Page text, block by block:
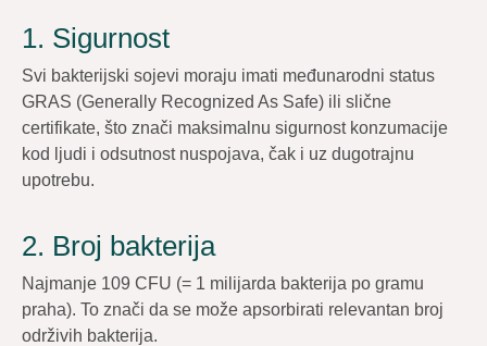
1. Sigurnost
Svi bakterijski sojevi moraju imati međunarodni status
GRAS (Generally Recognized As Safe) ili slične
certifikate, što znači maksimalnu sigurnost konzumacije
kod ljudi i odsutnost nuspojava, čak i uz dugotrajnu
upotrebu.
2. Broj bakterija
Najmanje 109 CFU (= 1 milijarda bakterija po gramu
praha). To znači da se može apsorbirati relevantan broj
održivih bakterija.